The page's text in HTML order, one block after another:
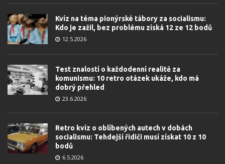
Kvíz na téma pionýrské tábory za socialismu:
Kdo je zažil, bez problému získá 12 ze 12 bodů
12.5.2026
Test znalostí o každodenní realitě za
komunismu: 10 retro otázek ukáže, kdo má
dobrý přehled
23.6.2026
Retro kvíz o oblíbených autech v dobách
socialismu: Tehdejší řidiči musí získat 10 z 10
bodů
6.5.2026